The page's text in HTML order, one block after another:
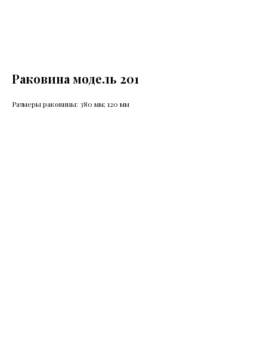
Раковина модель 201
Размеры раковины: 380 мм; 120 мм